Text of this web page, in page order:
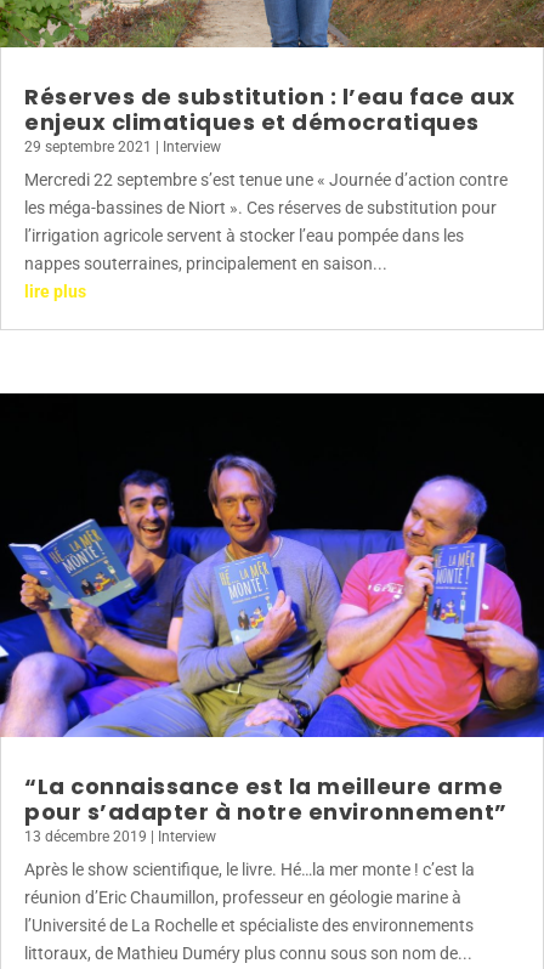
Réserves de substitution : l’eau face aux
enjeux climatiques et démocratiques
29 septembre 2021 Interview
Mercredi 22 septembre s’est tenue une « Journée d’action contre
les méga-bassines de Niort ». Ces réserves de substitution pour
l’irrigation agricole servent à stocker l’eau pompée dans les
nappes souterraines, principalement en saison...
lire plus
“La connaissance est la meilleure arme
pour s’adapter à notre environnement”
13 décembre 2019 | Interview
Après le show scientifique, le livre. Hé…la mer monte ! c’est la
réunion d’Eric Chaumillon, professeur en géologie marine à
l’Université de La Rochelle et spécialiste des environnements
littoraux, de Mathieu Duméry plus connu sous son nom de...